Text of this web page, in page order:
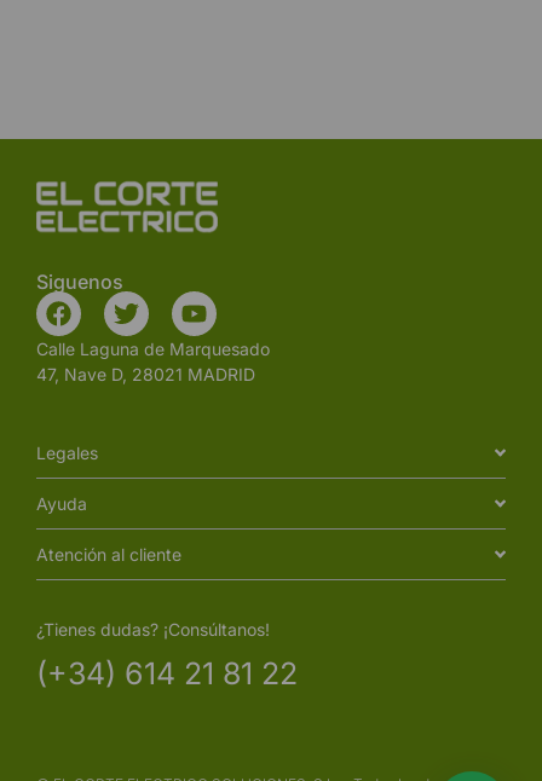
Siguenos
Calle Laguna de Marquesado
47, Nave D, 28021 MADRID
Legales
Ayuda
Atención al cliente
¿Tienes dudas? ¡Consúltanos!
(+34) 614 21 81 22